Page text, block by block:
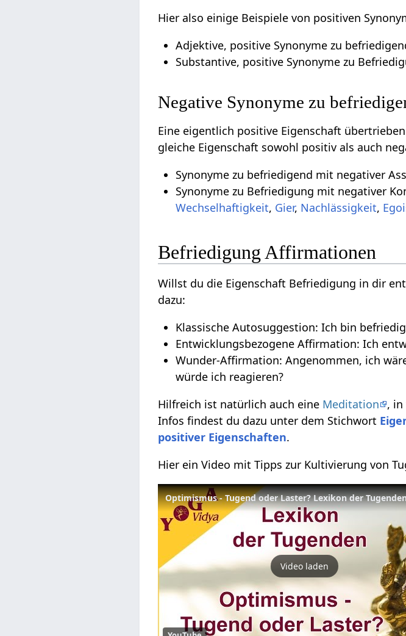
Hier also einige Beispiele von positiven
Adjektive, positive Synonyme zu
Substantive, positive Synonyme zu
Negative Synonyme zu
Eine eigentlich positive Eigenschaft
gleiche Eigenschaft sowohl positiv als auch
Synonyme zu befriedigend mit negativer
Synonyme zu Befriedigung mit negativer
Wechselhaftigkeit, Gier, Nachlässigkeit,
Befriedigung Affirmationen
Willst du die Eigenschaft Befriedigung in dir
dazu:
Klassische Autosuggestion: Ich bin
Entwicklungsbezogene Affirmation: Ich
Wunder-Affirmation: Angenommen, ich
würde ich reagieren?
Hilfreich ist natürlich auch eine Meditation
, in
Infos findest du dazu unter dem Stichwort
positiver Eigenschaften.
Hier ein Video mit Tipps zur Kultivierung von
Video laden